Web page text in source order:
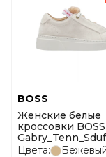
BOSS
Женские белые
кроссовки BOSS
размер 37
Цвета: